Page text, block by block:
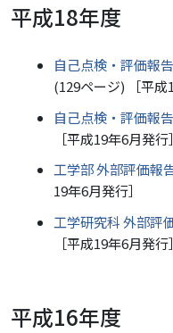
平成18年度
自己点検・評価報
(129ページ) ［平成
自己点検・評価報
［平成19年6月発行］
工学部 外部評価報
19年6月発行］
工学研究科 外部評
［平成19年6月発行］
平成16年度